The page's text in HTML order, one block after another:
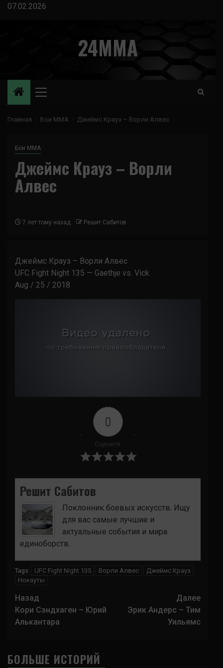
Перейти
07.02.2026
24MMA
Основное
Главная Бои ММА Джеймс Крауз – Ворли Алвес
Бои ММА
Джеймс Крауз – Ворли
Алвес
7 лет тому назад Решит Сабитов
Джеймс Крауз – Ворли Алвес
UFC Fight Night 135 — Gaethje vs. Vick
Aug / 25 / 2018
0
Оцените
Решит Сабитов
Поклонник боевых искусств. Ищу
для вас самые лучшие и
актуальные события и мира
единоборств.
Tags: UFC Fight Night 135 Ворли Алвес
Джеймс Крауз
Нокауты
Навигация
записи
Назад
Кори Сэндхаген – Юрий
Алькантара
Далее
Эрик Андерс – Тим
Уильямс
БОЛЬШЕ ИСТОРИЙ